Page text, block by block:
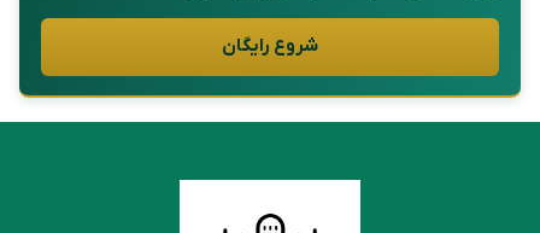
شروع رایگان